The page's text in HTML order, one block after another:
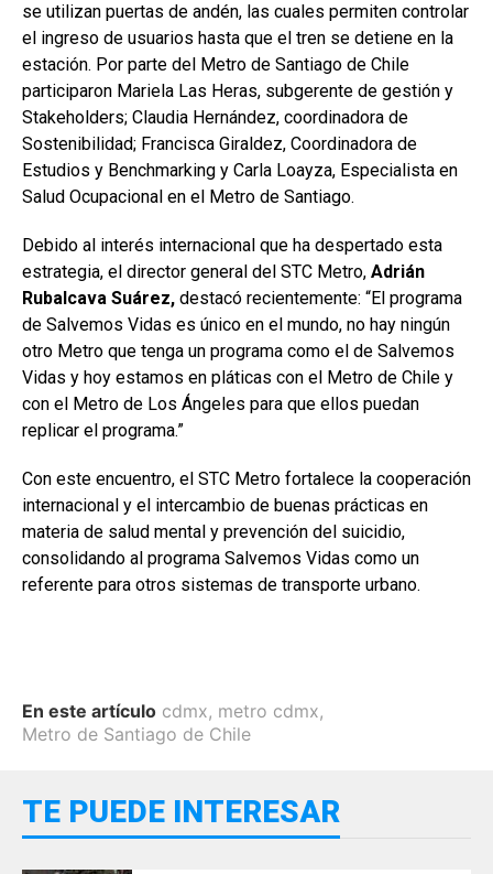
se utilizan puertas de andén, las cuales permiten controlar
el ingreso de usuarios hasta que el tren se detiene en la
estación. Por parte del Metro de Santiago de Chile
participaron Mariela Las Heras, subgerente de gestión y
Stakeholders; Claudia Hernández, coordinadora de
Sostenibilidad; Francisca Giraldez, Coordinadora de
Estudios y Benchmarking y Carla Loayza, Especialista en
Salud Ocupacional en el Metro de Santiago.
Debido al interés internacional que ha despertado esta
estrategia, el director general del STC Metro, Adrián
Rubalcava Suárez, destacó recientemente: “El programa
de Salvemos Vidas es único en el mundo, no hay ningún
otro Metro que tenga un programa como el de Salvemos
Vidas y hoy estamos en pláticas con el Metro de Chile y
con el Metro de Los Ángeles para que ellos puedan
replicar el programa.”
Con este encuentro, el STC Metro fortalece la cooperación
internacional y el intercambio de buenas prácticas en
materia de salud mental y prevención del suicidio,
consolidando al programa Salvemos Vidas como un
referente para otros sistemas de transporte urbano.
En este artículo cdmx, metro cdmx,
Metro de Santiago de Chile
TE PUEDE INTERESAR